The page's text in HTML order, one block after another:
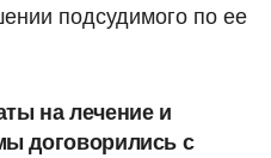
подсудимого по ее
на лечение и
договорились с